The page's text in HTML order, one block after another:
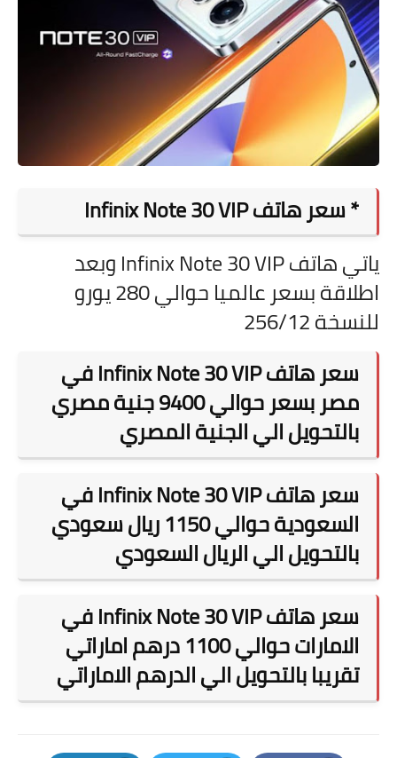
* سعر هاتفInfinix Note 30 VIP
ياتي هاتف
Infinix Note 30 VIP وبعد
اطلاقة بسعر عالميا حوالي 280 يورو
للنسخة 256/12
سعر هاتف
Infinix Note 30 VIP في
مصر بسعر حوالي 9400 جنية مصري
بالتحويل الي الجنية المصري
سعر هاتف
Infinix Note 30 VIP في
السعودية حوالي 1150 ريال سعودي
بالتحويل الي الريال السعودي
سعر هاتف
Infinix Note 30 VIP في
الامارات حوالي 1100 درهم اماراتي
تقريبا بالتحويل الي الدرهم الاماراتي